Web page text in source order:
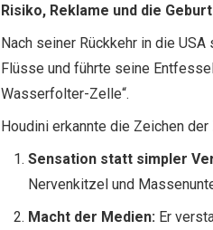
Risiko, Reklame und die
Nach seiner Rückkehr in die
Flüsse und führte seine
Wasserfolter-Zelle“.
Houdini erkannte die Zeichen der
Sensation statt simpler
Nervenkitzel und
Macht der Medien: Er